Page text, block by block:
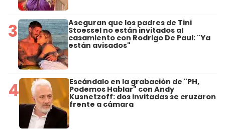
3 Aseguran que los padres de Tini
Stoessel no están invitados al
casamiento con Rodrigo De Paul: "Ya
están avisados"
4 Escándalo en la grabación de "PH,
Podemos Hablar" con Andy
Kusnetzoff: dos invitadas se cruzaron
frente a cámara